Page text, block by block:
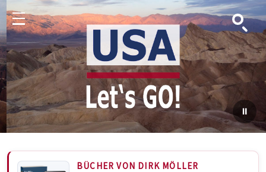
Menu Suche
BÜCHER VON DIRK MÖLLER